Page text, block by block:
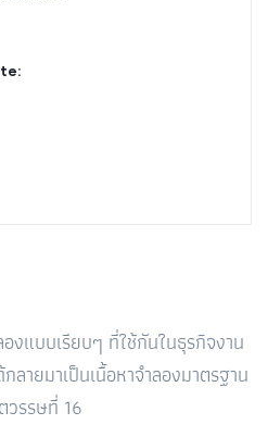
งแบบเรียบๆ ที่ใช้กันในธุรกิจงาน
ายมาเป็นเนื้อหาจำลองมาตรฐาน
วรรษที่ 16